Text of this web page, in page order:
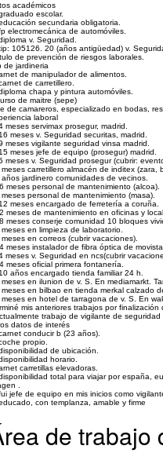
académicos
escolar.
secundaria obligatoria.
electromecánica de automóviles.
v. Seguridad.
105126. 20 (años antigüedad) v.
de prevención de riesgos laborales.
de jardineria
de manipulador de alimentos.
de carretillero.
chapa y pintura automóviles.
de maitre (sepe)
de camareros, especializado en bodas,
laboral
meses servimax prosegur, madrid.
meses v. Seguridad securitas, madrid.
meses vigilante seguridad vinsa madrid.
meses jefe de equipo (prosegur) madrid.
meses v. Seguridad prosegur (cubrir:
meses carretillero almacén de inditex (zara,
años jardinero comunidades de vecinos.
meses personal de mantenimiento (alcoa).
meses personal de mantenimiento (masa).
meses encargado de ferretería a coruña.
meses de mantenimiento en oficinas y
meses conserje comunidad 10 bloques
meses en limpieza de laboratorio.
meses en correos (cubrir vacaciones).
meses instalador de fibra óptica de
meses v. Seguridad en ncs(cubrir
meses oficial primera fontanería.
años encargado tienda familiar 24 h.
meses en ilunion de v. S. En mediamarkt.
meses en bilbao en tienda merkal calzado
meses en hotel de tarragona de v. S. En
mis anteriores trabajos por
trabajo de vigilante de
datos de interés
conducir b (23 años).
propio.
de ubicación.
horario.
carretillas elevadoras.
total para viajar por españa,
.
jefe de equipo en mis inicios como
con templanza, amable y firme
de trabajo